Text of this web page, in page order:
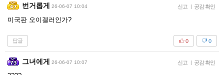
번거롭게 26-06-07 10:04 신고 | 공감 확인
미국판 오이겔러인가?
답글 0
0
그녀에게 26-06-07 10:07 신고 | 공감 확인